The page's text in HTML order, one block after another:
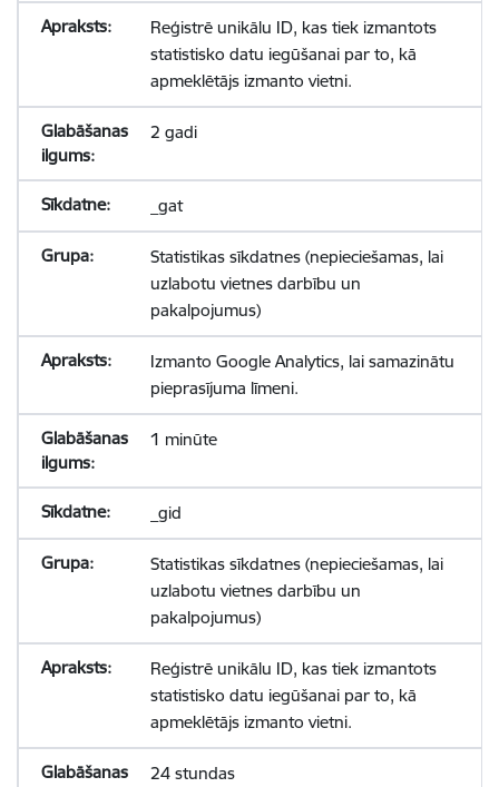
Reģistrē unikālu ID, kas tiek izmantots
statistisko datu iegūšanai par to, kā
apmeklētājs izmanto vietni.
2 gadi
_gat
Statistikas sīkdatnes (nepieciešamas, lai
uzlabotu vietnes darbību un
pakalpojumus)
Izmanto Google Analytics, lai samazinātu
pieprasījuma līmeni.
1 minūte
_gid
Statistikas sīkdatnes (nepieciešamas, lai
uzlabotu vietnes darbību un
pakalpojumus)
Reģistrē unikālu ID, kas tiek izmantots
statistisko datu iegūšanai par to, kā
apmeklētājs izmanto vietni.
24 stundas